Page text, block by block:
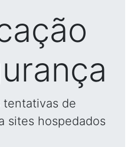
tentativas de
sites hospedados